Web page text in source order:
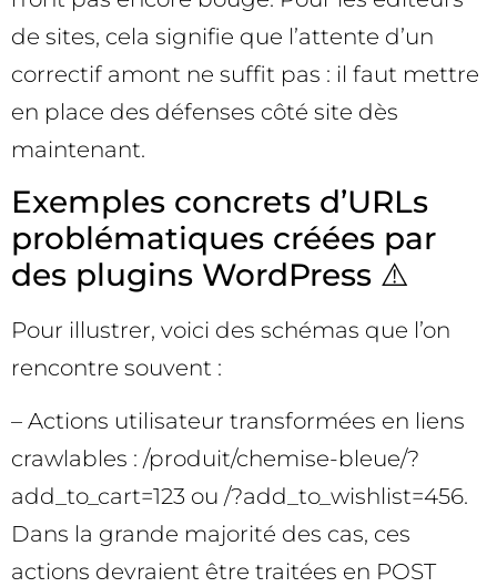
de sites, cela signifie que l’attente d’un
correctif amont ne suffit pas : il faut mettre
en place des défenses côté site dès
maintenant.
Exemples concrets d’URLs
problématiques créées par
des plugins WordPress ⚠️
Pour illustrer, voici des schémas que l’on
rencontre souvent :
– Actions utilisateur transformées en liens
crawlables : /produit/chemise-bleue/?
add_to_cart=123 ou /?add_to_wishlist=456.
Dans la grande majorité des cas, ces
actions devraient être traitées en POST